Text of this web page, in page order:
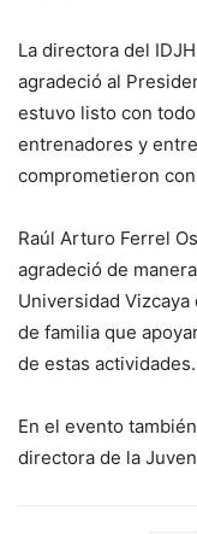
La directora del
agradeció al
estuvo listo con
entrenadores y
comprometieron
Raúl Arturo Ferrel
agradeció de
Universidad Vizcaya
de familia que
de estas actividades.
En el evento
directora de la